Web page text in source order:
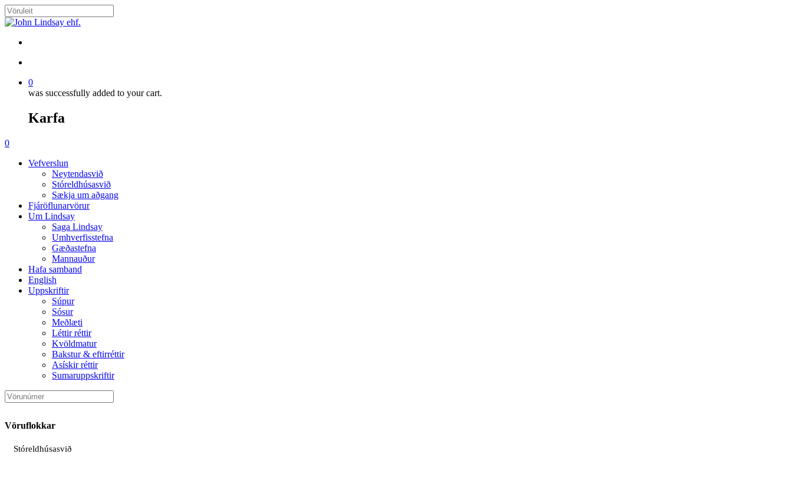
Skip
to
content
Close
0
was successfully added to your cart.
Karfa
Menu
search
account
0
Vefverslun
Neytendasvið
Stóreldhúsasvið
Sækja um aðgang
Fjáröflunarvörur
Um Lindsay
Saga Lindsay
Umhverfisstefna
Gæðastefna
Mannauður
Hafa samband
English
Uppskriftir
Súpur
Sósur
Meðlæti
Léttir réttir
Kvöldmatur
Bakstur & eftirréttir
Asískir réttir
Sumaruppskriftir
Vöruflokkar
Stóreldhúsasvið